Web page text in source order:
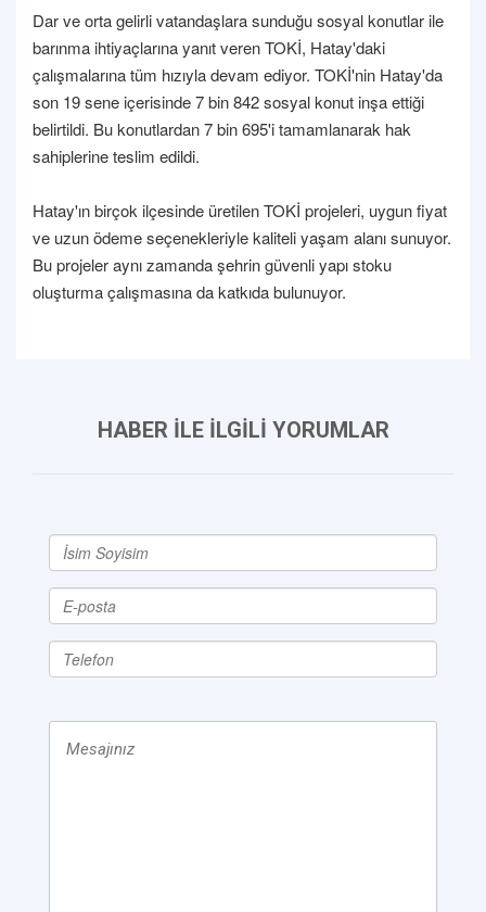
Dar ve orta gelirli vatandaşlara sunduğu sosyal konutlar ile
barınma ihtiyaçlarına yanıt veren TOKİ, Hatay'daki
çalışmalarına tüm hızıyla devam ediyor. TOKİ'nin Hatay'da
son 19 sene içerisinde 7 bin 842 sosyal konut inşa ettiği
belirtildi. Bu konutlardan 7 bin 695'i tamamlanarak hak
sahiplerine teslim edildi.
Hatay'ın birçok ilçesinde üretilen TOKİ projeleri, uygun fiyat
ve uzun ödeme seçenekleriyle kaliteli yaşam alanı sunuyor.
Bu projeler aynı zamanda şehrin güvenli yapı stoku
oluşturma çalışmasına da katkıda bulunuyor.
HABER İLE İLGİLİ YORUMLAR